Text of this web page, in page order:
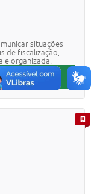
situações
de fiscalização,
e organizada.
PARA